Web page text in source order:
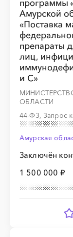
программы
Амурской
«Поставка
препараты
лиц,
и С»
ОБЛАСТИ
44-ФЗ, Запрос
Амурская
Заключён
1 500 000 ₽
░░░ ░░░░░ ░ ░░
░
░
░
░
░
░
░
░
░
░ ░░░ ░ ░░░ ░░